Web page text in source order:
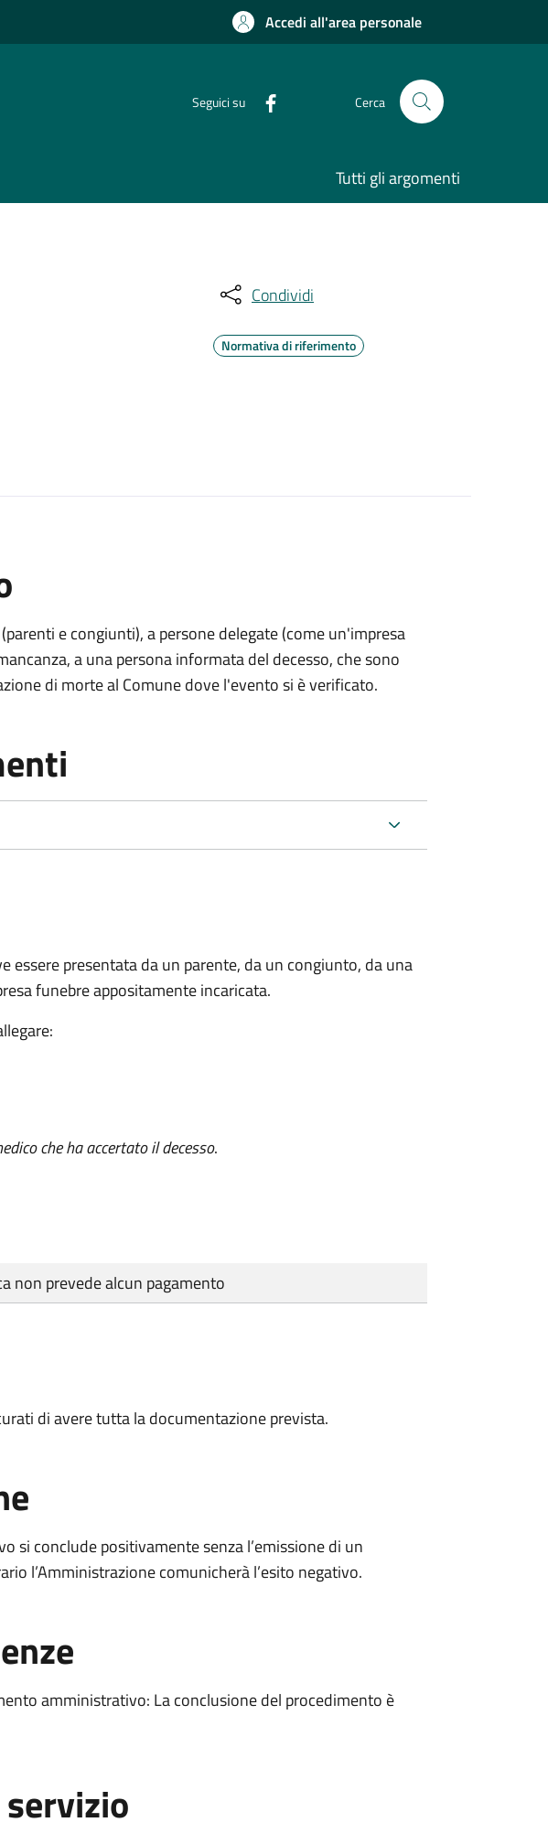
Accedi all'area personale
Seguici su Cerca
Tutti gli argomenti
Condividi
Normativa di riferimento
e congiunti), a persone delegate (come un'impresa
a una persona informata del decesso, che sono
di morte al Comune dove l'evento si è verificato.
essere presentata da un parente, da un congiunto, da una
funebre appositamente incaricata.
che ha accertato il decesso.
non prevede alcun pagamento
di avere tutta la documentazione prevista.
si conclude positivamente senza l’emissione di un
l’Amministrazione comunicherà l’esito negativo.
amministrativo: La conclusione del procedimento è